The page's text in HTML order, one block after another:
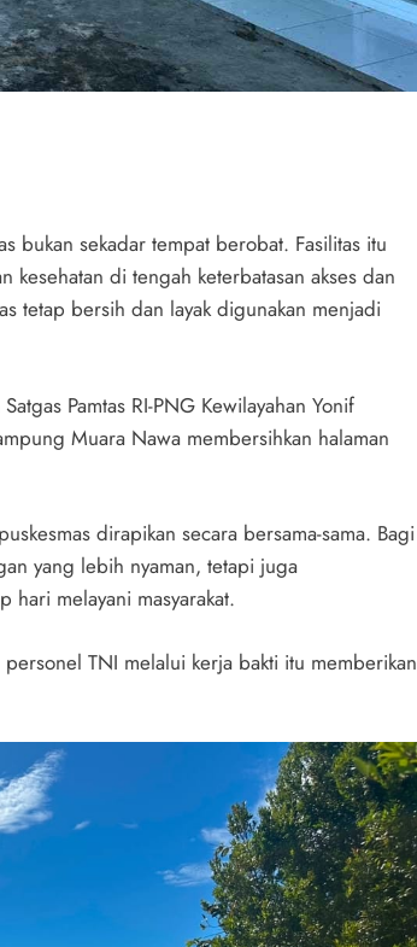
bukan sekadar tempat berobat. Fasilitas itu
kesehatan di tengah keterbatasan akses dan
tetap bersih dan layak digunakan menjadi
Pamtas RI-PNG Kewilayahan Yonif
Muara Nawa membersihkan halaman
dirapikan secara bersama-sama. Bagi
yang lebih nyaman, tetapi juga
hari melayani masyarakat.
TNI melalui kerja bakti itu memberikan